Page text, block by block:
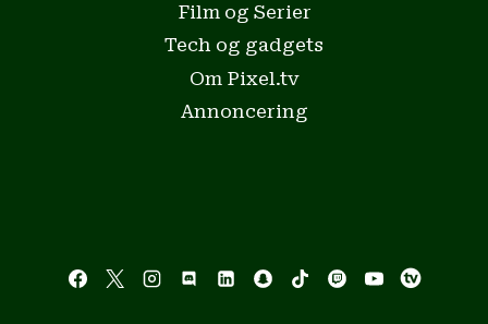
Film og Serier
Tech og gadgets
Om Pixel.tv
Annoncering